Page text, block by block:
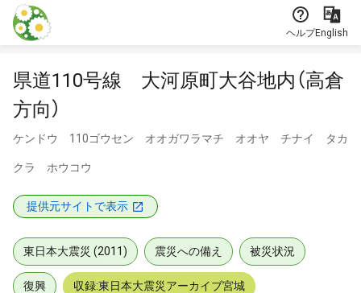
本文に飛ぶ
ヘルプEnglish
県道110号線 大河原町大谷地内（高倉
方向）
ケンドウ 110ゴウセン オオガワラマチ オオヤ チナイ タカ
クラ ホウコウ
提供元サイトで表示
東日本大震災 (2011) 震災への備え 被災状況
復興 収録:東日本大震災アーカイブ宮城